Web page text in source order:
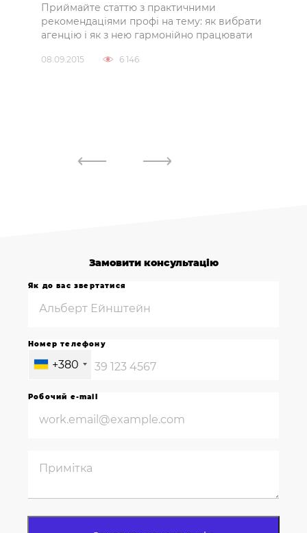
Приймайте статтю з практичними
рекомендаціями профі на тему: як вибрати
агенцію і як з нею гармонійно працювати
08.09.2015 6 146
Замовити консультацію
Як до вас звертатися
Номер телефону
+380
Робочий e-mail